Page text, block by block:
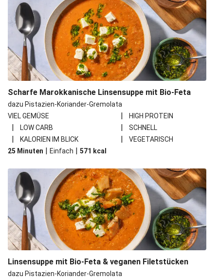
Scharfe Marokkanische Linsensuppe mit Bio-Feta
dazu Pistazien-Koriander-Gremolata
VIEL GEMÜSE
| HIGH PROTEIN
| LOW CARB | SCHNELL
| KALORIEN IM BLICK |
VEGETARISCH
25 Minuten | Einfach | 571 kcal
Linsensuppe mit Bio-Feta & veganen Filetstücken
dazu Pistazien-Koriander-Gremolata